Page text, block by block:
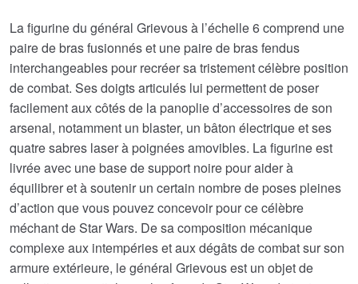
La figurine du général Grievous à l’échelle 6 comprend une
paire de bras fusionnés et une paire de bras fendus
interchangeables pour recréer sa tristement célèbre position
de combat. Ses doigts articulés lui permettent de poser
facilement aux côtés de la panoplie d’accessoires de son
arsenal, notamment un blaster, un bâton électrique et ses
quatre sabres laser à poignées amovibles. La figurine est
livrée avec une base de support noire pour aider à
équilibrer et à soutenir un certain nombre de poses pleines
d’action que vous pouvez concevoir pour ce célèbre
méchant de Star Wars. De sa composition mécanique
complexe aux intempéries et aux dégâts de combat sur son
armure extérieure, le général Grievous est un objet de